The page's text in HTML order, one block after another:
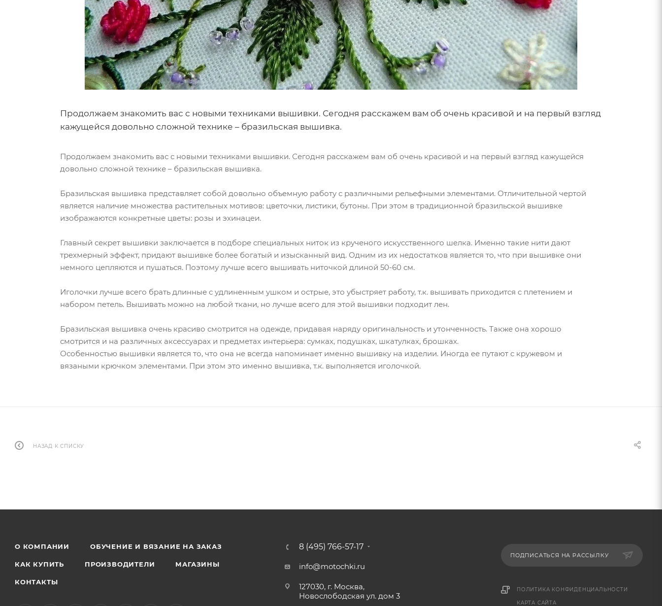
Продолжаем знакомить вас с новыми техниками вышивки. Сегодня расскажем вам об очень красивой и на первый взгляд
кажущейся довольно сложной технике – бразильская вышивка.
Продолжаем знакомить вас с новыми техниками вышивки. Сегодня расскажем вам об очень красивой и на первый взгляд кажущейся
довольно сложной технике – бразильская вышивка.
Бразильская вышивка представляет собой довольно объемную работу с различными рельефными элементами. Отличительной чертой
является наличие множества растительных мотивов: цветочки, листики, бутоны. При этом в традиционной бразильской вышивке
изображаются конкретные цветы: розы и эхинацеи.
Главный секрет вышивки заключается в подборе специальных ниток из крученого искусственного шелка. Именно такие нити дают
трехмерный эффект, придают вышивке более богатый и изысканный вид. Одним из их недостатков является то, что при вышивке они
немного цепляются и пушаться. Поэтому лучше всего вышивать ниточкой длиной 50-60 см.
Иголочки лучше всего брать длинные с удлиненным ушком и острые, это убыстряет работу, т.к. вышивать приходится с плетением и
набором петель. Вышивать можно на любой ткани, но лучше всего для этой вышивки подходит лен.
Бразильская вышивка очень красиво смотрится на одежде, придавая наряду оригинальность и утонченность. Также она хорошо
смотрится и на различных аксессуарах и предметах интерьера: сумках, подушках, шкатулках, брошках.
Особенностью вышивки является то, что она не всегда напоминает именно вышивку на изделии. Иногда ее путают с кружевом и
вязаными крючком элементами. При этом это именно вышивка, т.к. выполняется иголочкой.
НАЗАД К СПИСКУ
О КОМПАНИИ ОБУЧЕНИЕ И ВЯЗАНИЕ НА ЗАКАЗ
КАК КУПИТЬ ПРОИЗВОДИТЕЛИ МАГАЗИНЫ
КОНТАКТЫ
8 (495) 766-57-17
info@motochki.ru
127030, г. Москва,
Новослободская ул. дом 3
ПОДПИСАТЬСЯ НА РАССЫЛКУ
ПОЛИТИКА КОНФИДЕНЦИАЛЬНОСТИ
КАРТА САЙТА